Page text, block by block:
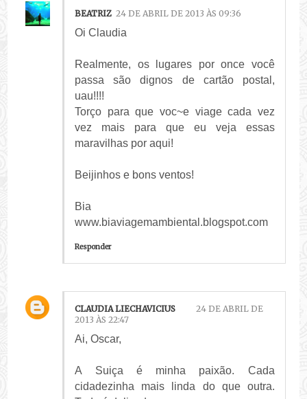
BEATRIZ 24 DE ABRIL DE 2013 ÀS 09:36
Oi Claudia
Realmente, os lugares por once você
passa são dignos de cartão postal,
uau!!!!
Torço para que voc~e viage cada vez
vez mais para que eu veja essas
maravilhas por aqui!
Beijinhos e bons ventos!
Bia
www.biaviagemambiental.blogspot.com
Responder
CLAUDIA LIECHAVICIUS
24 DE ABRIL DE
2013 ÀS 22:47
Ai, Oscar,
A Suiça é minha paixão. Cada
cidadezinha mais linda do que outra.